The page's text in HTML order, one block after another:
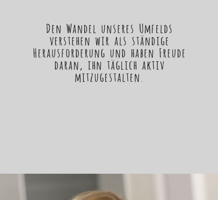
Den Wandel unseres Umfelds
verstehen wir als ständige
Herausforderung und haben Freude
daran, ihn täglich aktiv
mitzugestalten.